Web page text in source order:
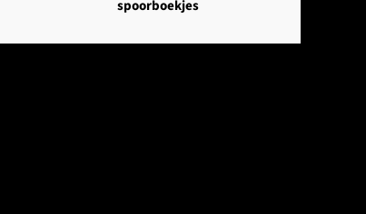
spoorboekjes